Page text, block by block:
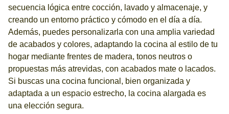
secuencia lógica entre cocción, lavado y almacenaje, y
creando un entorno práctico y cómodo en el día a día.
Además, puedes personalizarla con una amplia variedad
de acabados y colores, adaptando la cocina al estilo de tu
hogar mediante frentes de madera, tonos neutros o
propuestas más atrevidas, con acabados mate o lacados.
Si buscas una cocina funcional, bien organizada y
adaptada a un espacio estrecho, la cocina alargada es
una elección segura.